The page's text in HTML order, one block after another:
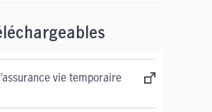
vie temporaire